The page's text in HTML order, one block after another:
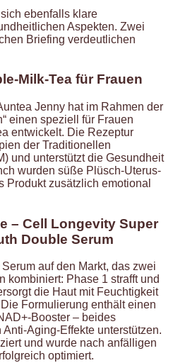
ebenfalls klare
Aspekten. Zwei
Briefing verdeutlichen
Milk-Tea für Frauen
Jenny hat im Rahmen der
einen speziell für Frauen
entwickelt. Die Rezeptur
der Traditionellen
und unterstützt die Gesundheit
wurden süße Plüsch-Uterus-
Produkt zusätzlich emotional
– Cell Longevity Super
Double Serum
auf den Markt, das zwei
kombiniert: Phase 1 strafft und
die Haut mit Feuchtigkeit
Formulierung enthält einen
Booster – beides
Aging-Effekte unterstützen.
und wurde nach anfälligen
optimiert.